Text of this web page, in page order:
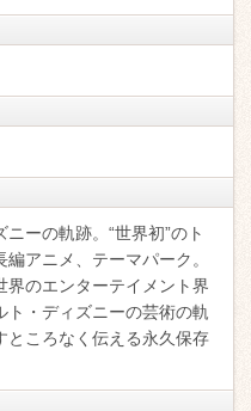
ーの軌跡。“世界初”のト
アニメ、テーマパーク。
界のエンターテイメント界
・ディズニーの芸術の軌
ところなく伝える永久保存